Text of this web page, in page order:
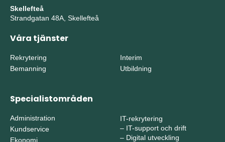
Skellefteå
Strandgatan 48A, Skellefteå
Våra tjänster
Rekrytering
Bemanning
Interim
Utbildning
Specialistområden
Administration
Kundservice
Ekonomi
IT-rekrytering
– IT-support och drift
– Digital utveckling